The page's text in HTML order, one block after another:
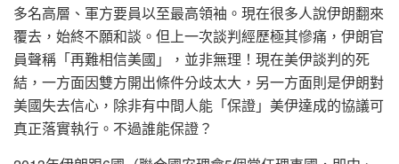
多名高層、軍方要員以至最高領袖。現在很多人說伊朗翻來
覆去，始終不願和談。但上一次談判經歷極其慘痛，伊朗官
員聲稱「再難相信美國」，並非無理！現在美伊談判的死
結，一方面因雙方開出條件分歧太大，另一方面則是伊朗對
美國失去信心，除非有中間人能「保證」美伊達成的協議可
真正落實執行。不過誰能保證？